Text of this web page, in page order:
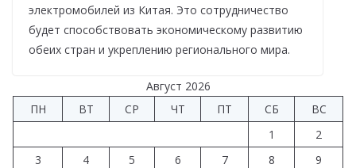
электромобилей из Китая. Это сотрудничество
будет способствовать экономическому развитию
обеих стран и укреплению регионального мира.
Август 2026
ПН
ВТ СР ЧТ ПТ СБ
ВС
1
2
3
4 5 6 7 8
9